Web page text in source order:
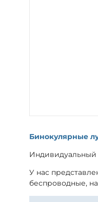
Бинокулярные
Индивидуальный
У нас
беспроводные,